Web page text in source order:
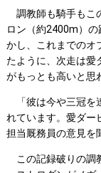
調教師も騎手もこ
ロン（約2400m）
かし、これまでのオ
たように、次走は
がもっとも高いと思
「彼は今や三冠を
れています。愛ダー
担当厩務員の意見を
この記録破りの調